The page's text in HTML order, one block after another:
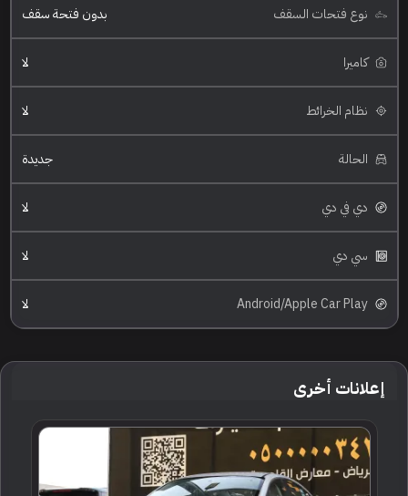
نوع فتحات السقف بدون فتحة سقف
كاميرا لا
نظام الخرائط لا
الحالة جديدة
دي في دي لا
سي دي لا
Android/Apple Car Play لا
إعلانات أخرى